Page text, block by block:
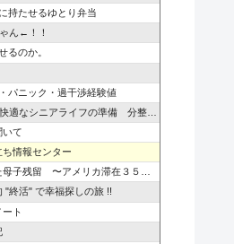
持たせるゆとり弁当
ん←！！
るのか。
パニック・過干渉経験値
なシニアライフの準備 分整理navi
いて
情報センター
残留 〜アメリカ滞在３５３日の記録〜
"終活" で幸福探しの旅 !!
ト